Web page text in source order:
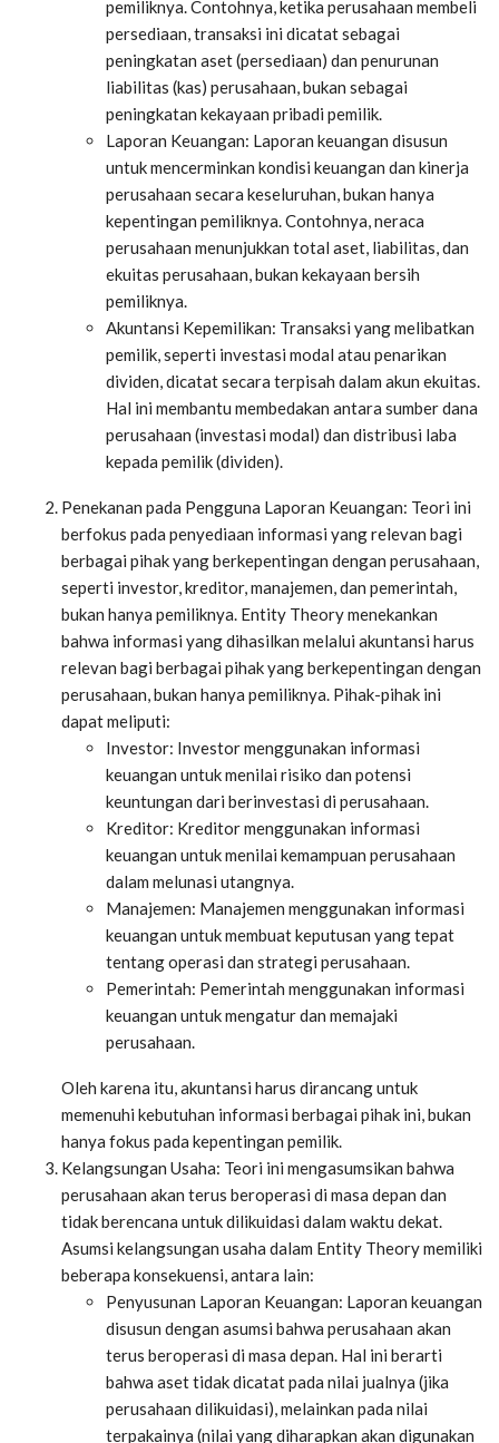
pemiliknya. Contohnya, ketika perusahaan membeli
persediaan, transaksi ini dicatat sebagai
peningkatan aset (persediaan) dan penurunan
liabilitas (kas) perusahaan, bukan sebagai
peningkatan kekayaan pribadi pemilik.
Laporan Keuangan: Laporan keuangan disusun
untuk mencerminkan kondisi keuangan dan kinerja
perusahaan secara keseluruhan, bukan hanya
kepentingan pemiliknya. Contohnya, neraca
perusahaan menunjukkan total aset, liabilitas, dan
ekuitas perusahaan, bukan kekayaan bersih
pemiliknya.
Akuntansi Kepemilikan: Transaksi yang melibatkan
pemilik, seperti investasi modal atau penarikan
dividen, dicatat secara terpisah dalam akun ekuitas.
Hal ini membantu membedakan antara sumber dana
perusahaan (investasi modal) dan distribusi laba
kepada pemilik (dividen).
Penekanan pada Pengguna Laporan Keuangan: Teori ini
berfokus pada penyediaan informasi yang relevan bagi
berbagai pihak yang berkepentingan dengan perusahaan,
seperti investor, kreditor, manajemen, dan pemerintah,
bukan hanya pemiliknya. Entity Theory menekankan
bahwa informasi yang dihasilkan melalui akuntansi harus
relevan bagi berbagai pihak yang berkepentingan dengan
perusahaan, bukan hanya pemiliknya. Pihak-pihak ini
dapat meliputi:
Investor: Investor menggunakan informasi
keuangan untuk menilai risiko dan potensi
keuntungan dari berinvestasi di perusahaan.
Kreditor: Kreditor menggunakan informasi
keuangan untuk menilai kemampuan perusahaan
dalam melunasi utangnya.
Manajemen: Manajemen menggunakan informasi
keuangan untuk membuat keputusan yang tepat
tentang operasi dan strategi perusahaan.
Pemerintah: Pemerintah menggunakan informasi
keuangan untuk mengatur dan memajaki
perusahaan.
Oleh karena itu, akuntansi harus dirancang untuk
memenuhi kebutuhan informasi berbagai pihak ini, bukan
hanya fokus pada kepentingan pemilik.
Kelangsungan Usaha: Teori ini mengasumsikan bahwa
perusahaan akan terus beroperasi di masa depan dan
tidak berencana untuk dilikuidasi dalam waktu dekat.
Asumsi kelangsungan usaha dalam Entity Theory memiliki
beberapa konsekuensi, antara lain:
Penyusunan Laporan Keuangan: Laporan keuangan
disusun dengan asumsi bahwa perusahaan akan
terus beroperasi di masa depan. Hal ini berarti
bahwa aset tidak dicatat pada nilai jualnya (jika
perusahaan dilikuidasi), melainkan pada nilai
terpakainya (nilai yang diharapkan akan digunakan